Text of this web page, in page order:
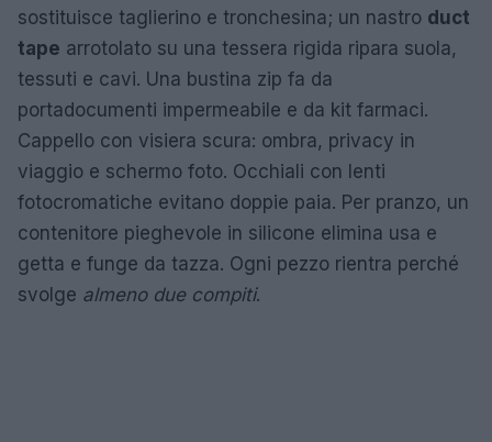
sostituisce taglierino e tronchesina; un nastro duct
tape arrotolato su una tessera rigida ripara suola,
tessuti e cavi. Una bustina zip fa da
portadocumenti impermeabile e da kit farmaci.
Cappello con visiera scura: ombra, privacy in
viaggio e schermo foto. Occhiali con lenti
fotocromatiche evitano doppie paia. Per pranzo, un
contenitore pieghevole in silicone elimina usa e
getta e funge da tazza. Ogni pezzo rientra perché
svolge almeno due compiti.